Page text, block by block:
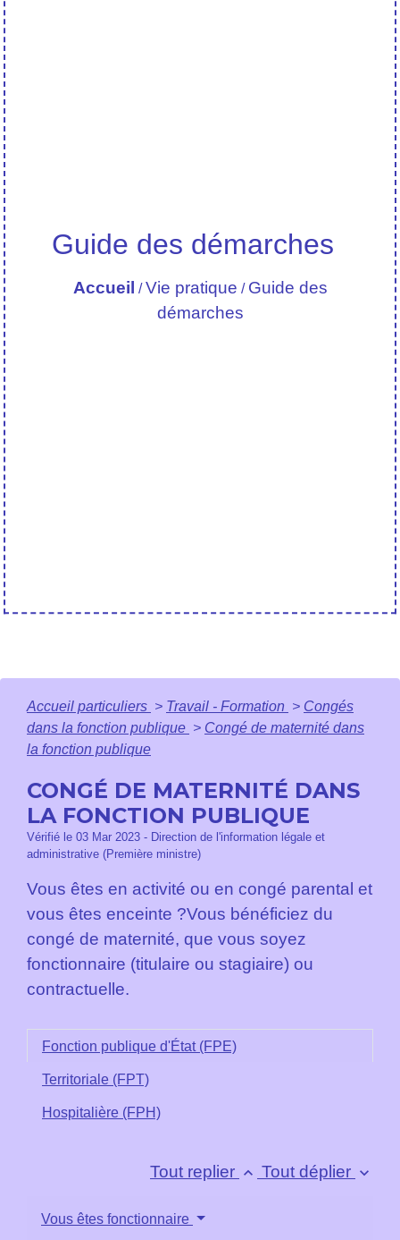
Guide des démarches
Accueil /Vie pratique / Guide des
démarches
Accueil particuliers > Travail - Formation > Congés
dans la fonction publique > Congé de maternité dans
la fonction publique
CONGÉ DE MATERNITÉ DANS
LA FONCTION PUBLIQUE
Vérifié le 03 Mar 2023 - Direction de l'information légale et
administrative (Première ministre)
Vous êtes en activité ou en congé parental et
vous êtes enceinte ?Vous bénéficiez du
congé de maternité, que vous soyez
fonctionnaire (titulaire ou stagiaire) ou
contractuelle.
Fonction publique d'État (FPE)
Territoriale (FPT)
Hospitalière (FPH)
Tout replier keyboard_arrow_up Tout déplier keyboard_arrow_down
Vous êtes fonctionnaire